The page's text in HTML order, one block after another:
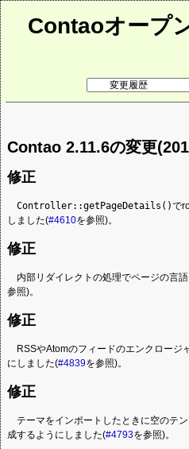
Contaoオープ
ジ
Contao 2.11.6の変更
修正
Controller::getPageDetails()で
しました(#4610を参照)。
修正
内部リダイレクトの処理でページの言
参照)。
修正
RSSやAtomのフィードのエンクロージ
にしました(#4839を参照)。
修正
テーマをインポートしたときに空のテ
成するようにしました(#4793を参照)。